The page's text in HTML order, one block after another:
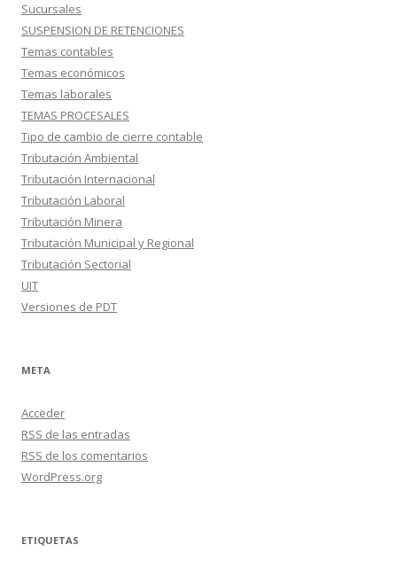
Sucursales
SUSPENSION DE RETENCIONES
Temas contables
Temas económicos
Temas laborales
TEMAS PROCESALES
Tipo de cambio de cierre contable
Tributación Ambiental
Tributación Internacional
Tributación Laboral
Tributación Minera
Tributación Municipal y Regional
Tributación Sectorial
UIT
Versiones de PDT
META
Acceder
RSS de las entradas
RSS de los comentarios
WordPress.org
ETIQUETAS